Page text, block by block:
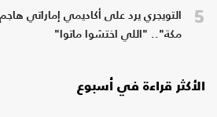
5
التويجري يرد على أكاديمي إماراتي
مكة".. "اللي اختشوا ماتوا"
الأكثر قراءة في أسبوع